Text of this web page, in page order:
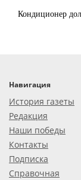
Кондиционер
Навигация
История газеты
Редакция
Наши победы
Контакты
Подписка
Справочная